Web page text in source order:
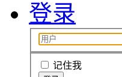
登录
记住我